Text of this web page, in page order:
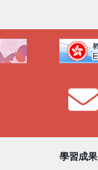
學習成果